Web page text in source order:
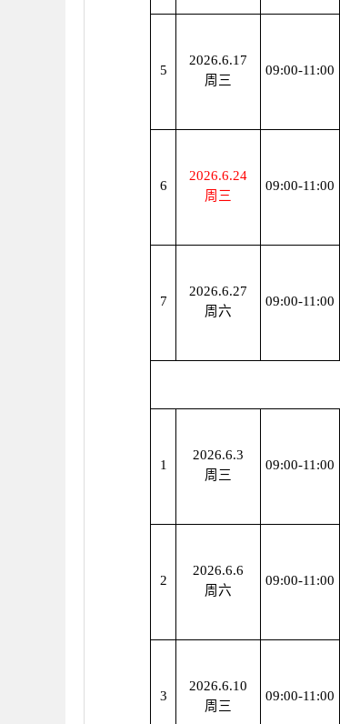
5
2026.6.17
周三
09:00-11:00
6
2026.6.24
周三
09:00-11:00
7
2026.6.27
周六
09:00-11:00
1
2026.6.3
周三
09:00-11:00
2
2026.6.6
周六
09:00-11:00
3
2026.6.10
周三
09:00-11:00